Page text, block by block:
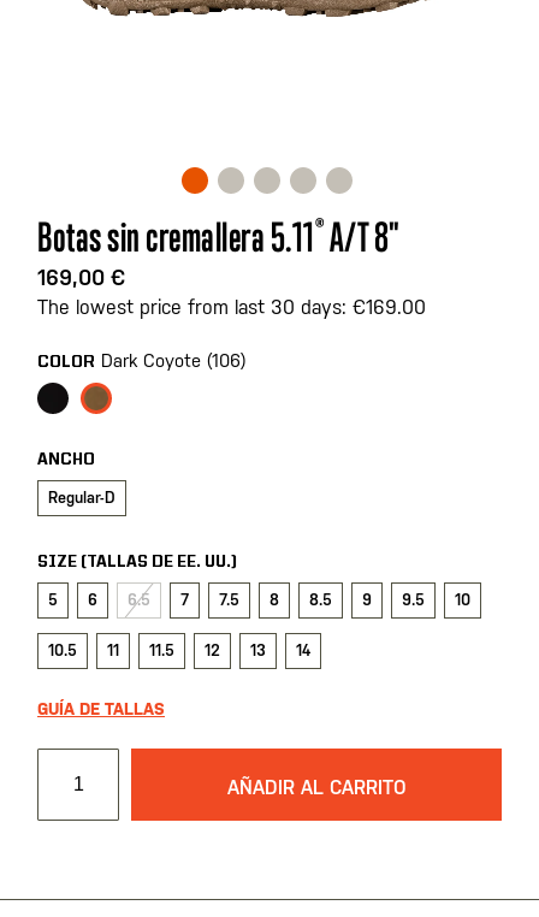
Saltar
al
comienzo
de
galería
de
imágenes
Botas sin cremallera 5.11® A/T 8"
169,00 €
The lowest price from last 30 days: €169.00
COLOR Dark Coyote (106)
ANCHO
Regular-D
SIZE (TALLAS DE EE. UU.)
5 6 6.5 7 7.5 8 8.5 9 9.5 10
10.5 11 11.5 12 13 14
GUÍA DE TALLAS
AÑADIR AL CARRITO